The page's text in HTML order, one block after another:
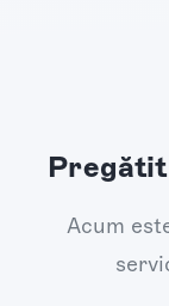
Pregătit
Acum